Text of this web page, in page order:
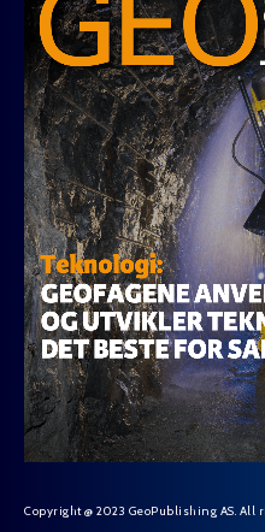
Copyright @ 2023 GeoPublishing AS. All